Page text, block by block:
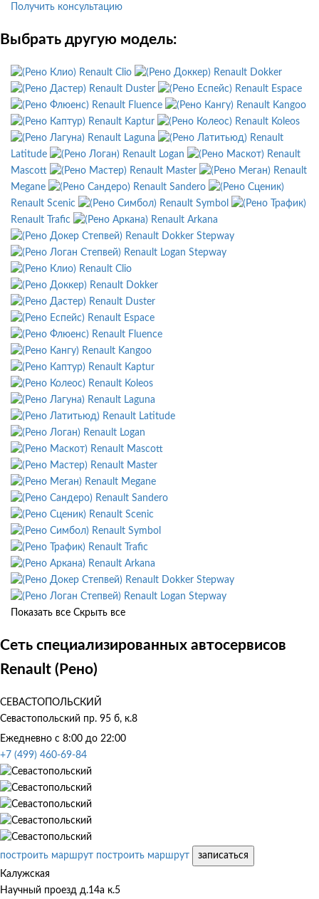
Получить консультацию
Выбрать другую модель:
Renault Clio
Renault Dokker
Renault Duster
Renault Espace
Renault Fluence
Renault Kangoo
Renault Kaptur
Renault Koleos
Renault Laguna
Renault
Latitude
Renault Logan
Renault
Mascott
Renault Master
Renault
Megane
Renault Sandero
Renault Scenic
Renault Symbol
Renault Trafic
Renault Arkana
Renault Dokker Stepway
Renault Logan Stepway
Renault Clio
Renault Dokker
Renault Duster
Renault Espace
Renault Fluence
Renault Kangoo
Renault Kaptur
Renault Koleos
Renault Laguna
Renault Latitude
Renault Logan
Renault Mascott
Renault Master
Renault Megane
Renault Sandero
Renault Scenic
Renault Symbol
Renault Trafic
Renault Arkana
Renault Dokker Stepway
Renault Logan Stepway
Показать все Скрыть все
Сеть специализированных автосервисов
Renault (Рено)
СЕВАСТОПОЛЬСКИЙ
Севастопольский пр. 95 б, к.8
Ежедневно с 8:00 до 22:00
+7 (499) 460-69-84
построить маршрут построить маршрут
записаться
Калужская
Научный проезд д.14а к.5